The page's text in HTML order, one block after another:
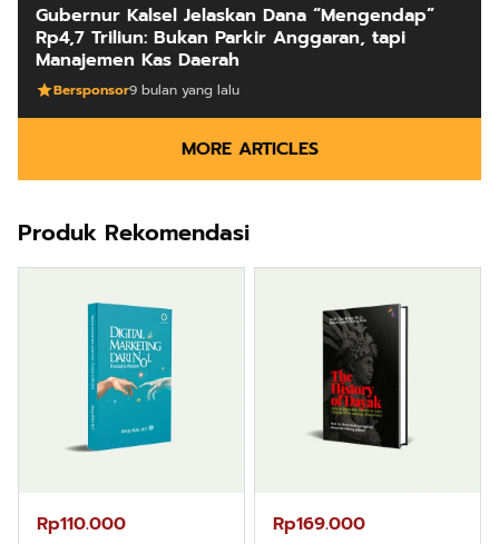
Gubernur Kalsel Jelaskan Dana “Mengendap”
Rp4,7 Triliun: Bukan Parkir Anggaran, tapi
Manajemen Kas Daerah
Bersponsor9 bulan yang lalu
MORE ARTICLES
Produk Rekomendasi
Rp110.000 Rp169.000